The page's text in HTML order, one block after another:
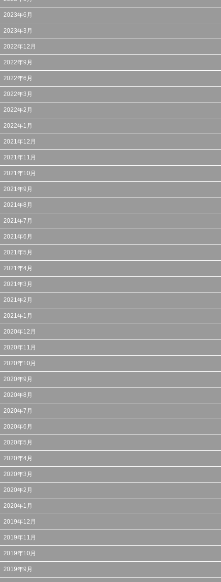
2023年6月
2023年3月
2022年12月
2022年9月
2022年6月
2022年3月
2022年2月
2022年1月
2021年12月
2021年11月
2021年10月
2021年9月
2021年8月
2021年7月
2021年6月
2021年5月
2021年4月
2021年3月
2021年2月
2021年1月
2020年12月
2020年11月
2020年10月
2020年9月
2020年8月
2020年7月
2020年6月
2020年5月
2020年4月
2020年3月
2020年2月
2020年1月
2019年12月
2019年11月
2019年10月
2019年9月